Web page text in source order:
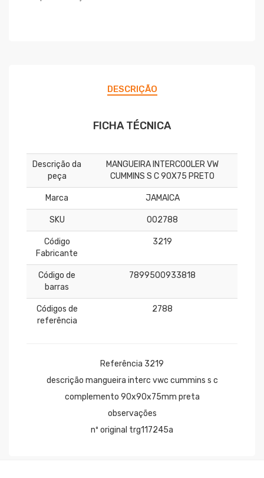
DESCRIÇÃO
FICHA TÉCNICA
Descrição da
peça
MANGUEIRA INTERCOOLER VW
CUMMINS S C 90X75 PRETO
Marca JAMAICA
SKU 002788
Código
Fabricante
3219
Código de
barras
7899500933818
Códigos de
referência
2788
Referência 3219
descrição mangueira interc vwc cummins s c
complemento 90x90x75mm preta
observações
nº original trg117245a